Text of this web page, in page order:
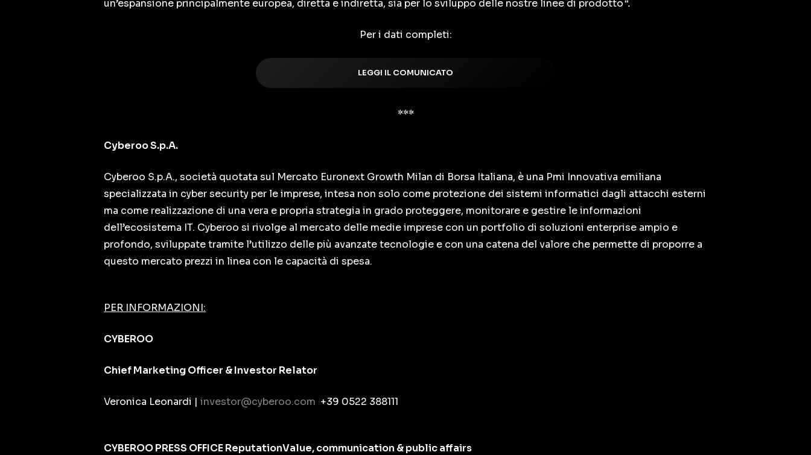
un’espansione principalmente europea, diretta e indiretta, sia per lo sviluppo delle nostre linee di prodotto“.
Per i dati completi:
LEGGI IL COMUNICATO
***
Cyberoo S.p.A.
Cyberoo S.p.A., società quotata sul Mercato Euronext Growth Milan di Borsa Italiana, è una Pmi Innovativa emiliana
specializzata in cyber security per le imprese, intesa non solo come protezione dei sistemi informatici dagli attacchi esterni
ma come realizzazione di una vera e propria strategia in grado proteggere, monitorare e gestire le informazioni
dell’ecosistema IT. Cyberoo si rivolge al mercato delle medie imprese con un portfolio di soluzioni enterprise ampio e
profondo, sviluppate tramite l’utilizzo delle più avanzate tecnologie e con una catena del valore che permette di proporre a
questo mercato prezzi in linea con le capacità di spesa.
PER INFORMAZIONI:
CYBEROO
Chief Marketing Officer & Investor Relator
Veronica Leonardi | investor@cyberoo.com +39 0522 388111
CYBEROO PRESS OFFICE ReputationValue, communication & public affairs